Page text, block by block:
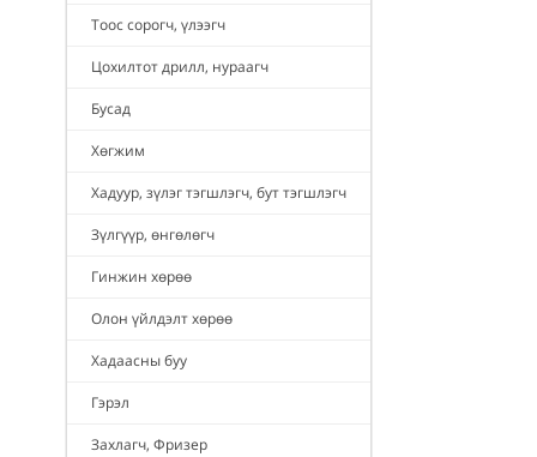
Тоос сорогч, үлээгч
Цохилтот дрилл, нураагч
Бусад
Хөгжим
Хадуур, зүлэг тэгшлэгч, бут тэгшлэгч
Зүлгүүр, өнгөлөгч
Гинжин хөрөө
Олон үйлдэлт хөрөө
Хадаасны буу
Гэрэл
Захлагч, Фризер